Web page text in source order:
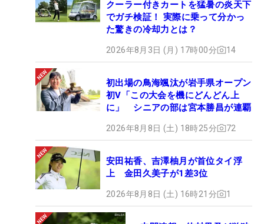
クーラー付きカートを猛暑の炎天下
でガチ検証！ 実際に乗って分かっ
た驚きの冷却力とは？
2026年8月3日 (月) 17時00分 14
初出場の鳥海颯汰が岩手県オープン
初V「この大会を機にどんどん上
に」 シニアの部は宮本勝昌が連覇
2026年8月8日 (土) 18時25分 72
安田祐香、吉澤柚月が首位タイ浮
上 金田久美子が1差3位
2026年8月8日 (土) 16時21分 1